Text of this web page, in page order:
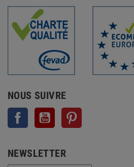
NOUS SUIVRE
Facebook YouTube
NEWSLETTER